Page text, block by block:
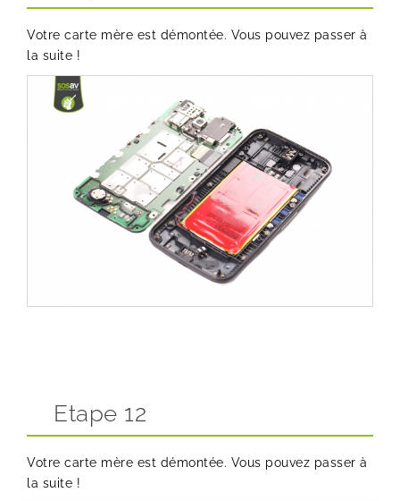
Votre carte mère est démontée. Vous pouvez passer à
la suite !
Etape 12
Votre carte mère est démontée. Vous pouvez passer à
la suite !